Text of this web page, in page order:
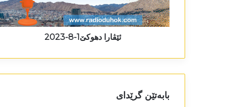
ئێڤارا دھوکێ1-8-2023
بابەتێن گرێدای